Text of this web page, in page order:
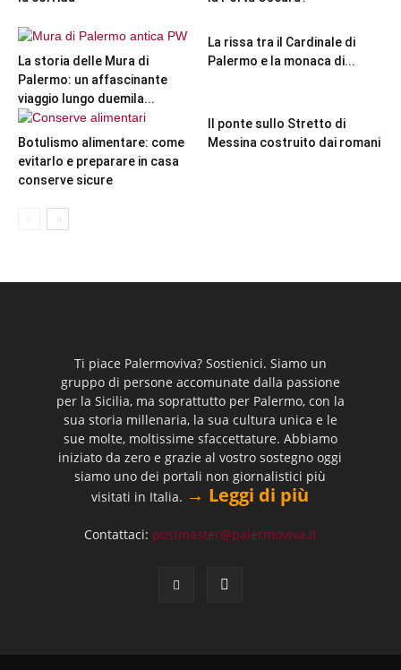
La storia delle Mura di
Palermo: un affascinante
viaggio lungo duemila...
La rissa tra il Cardinale di
Palermo e la monaca di...
Botulismo alimentare: come
evitarlo e preparare in casa
conserve sicure
Il ponte sullo Stretto di
Messina costruito dai romani
Ti piace Palermoviva? Sostienici. Siamo un
gruppo di persone accomunate dalla passione
per la Sicilia, ma soprattutto per Palermo, con la
sua storia millenaria, la sua cultura unica e le
sue molte, moltissime sfaccettature. Abbiamo
iniziato da zero e grazie al vostro sostegno oggi
siamo uno dei portali non giornalistici più
visitati in Italia. → Leggi di più
Contattaci: postmaster@palermoviva.it